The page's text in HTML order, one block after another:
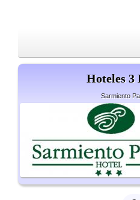
Hoteles 3
Sarmiento